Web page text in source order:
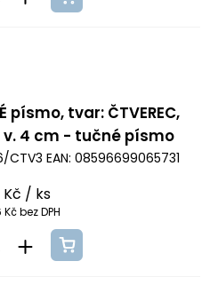
písmo, tvar: ČTVEREC,
v. 4 cm - tučné písmo
CTV3 EAN: 08596699065731
Kč / ks
Kč bez DPH